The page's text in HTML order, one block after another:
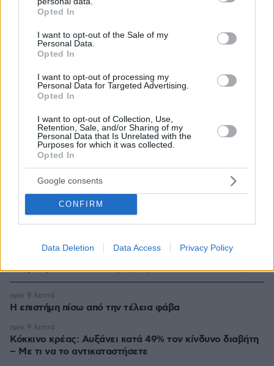
grant or deny consent to Google and its third-party tags to
use your data for below specified purposes in below Google
consent section.
Opted In
I want to opt-out of the Sale of my
Personal Data.
Opted In
I want to opt-out of processing my
Personal Data for Targeted Advertising.
Opted In
I want to opt-out of Collection, Use,
Retention, Sale, and/or Sharing of my
Personal Data that Is Unrelated with the
Purposes for which it was collected.
Opted In
Google consents
CONFIRM
Data Deletion Data Access Privacy Policy
Το DEI College παρουσιάζει τη Sophia. Την πρώτη 24/7
βοηθό AI που αλλάζει τον τρόπο με τον οποίο μαθαίνουν οι
φοιτητές
30.07.2026, 09:33
Η Smart φοιτητική κατοικία στην καρδιά της Αθήνας
03.08.2026, 10:56
Διασκεδάζουμε υπεύθυνα, επιστρέφουμε με ασφάλεια
29.07.2026, 09:39
ΡΟΗ ΕΙΔΗΣΕΩΝ
Ειδήσεις Δημοφιλή Σχολιασμένα
Η επιστήμη πίσω από την τέλεια φάβα
πριν 9 λεπτά
Κόκκινο κρέας: Αυξάνει κατά 49% τον κίνδυνο διαβήτη
– Με τι να το αντικαταστήσετε
πριν 9 λεπτά